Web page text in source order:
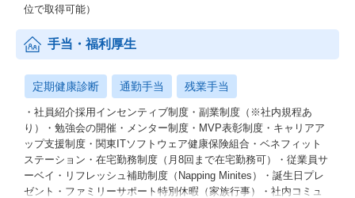
位で取得可能）
手当・福利厚生
定期健康診断 通勤手当 残業手当
・社員紹介採用インセンティブ制度・副業制度（※社内規程あ
り）・勉強会の開催・メンター制度・MVP表彰制度・キャリアア
ップ支援制度・関東ITソフトウェア健康保険組合・ベネフィット
ステーション・在宅勤務制度（月8回まで在宅勤務可）・従業員サ
ーベイ・リフレッシュ補助制度（Napping Minites）・誕生日プレ
ゼント・ファミリーサポート特別休暇（家族行事）・社内コミュ